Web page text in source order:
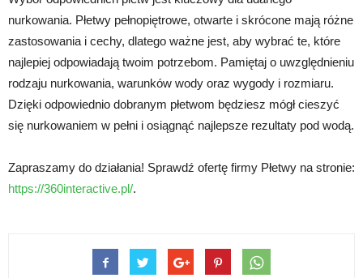
nurkowania. Płetwy pełnopiętrowe, otwarte i skrócone mają różne
zastosowania i cechy, dlatego ważne jest, aby wybrać te, które
najlepiej odpowiadają twoim potrzebom. Pamiętaj o uwzględnieniu
rodzaju nurkowania, warunków wody oraz wygody i rozmiaru.
Dzięki odpowiednio dobranym płetwom będziesz mógł cieszyć
się nurkowaniem w pełni i osiągnąć najlepsze rezultaty pod wodą.
Zapraszamy do działania! Sprawdź ofertę firmy Płetwy na stronie:
https://360interactive.pl/.